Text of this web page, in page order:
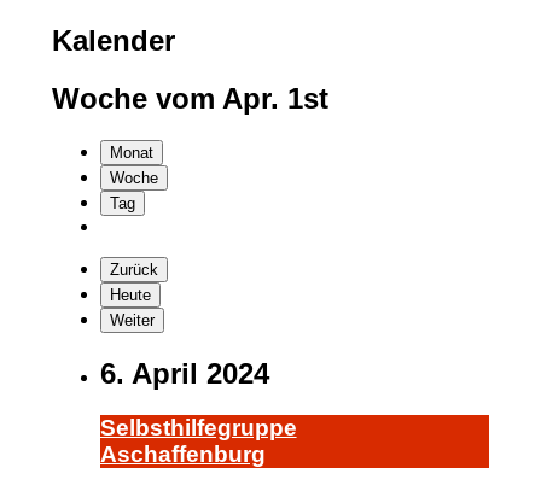
Kalender
Woche vom Apr. 1st
Monat
Woche
Tag
Zurück
Heute
Weiter
6. April 2024
Selbst­hil­fe­grup­pe
A­schaf­fen­burg